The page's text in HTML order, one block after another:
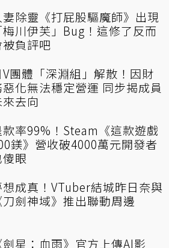
妻除靈《打屁股驅魔師》出現
梅川伊芙」Bug！這修了反而
被負評吧
V團體「深淵組」解散！因財
化無法穩定營運 同步揭成員
來去向
款率99%！Steam《這款遊戲
鎂》營收破4000萬元開發者
眼
想成真！VTuber結城昨日奈與
刀劍神域》推出聯動周邊
劍星：血雨》官方上傳AI影